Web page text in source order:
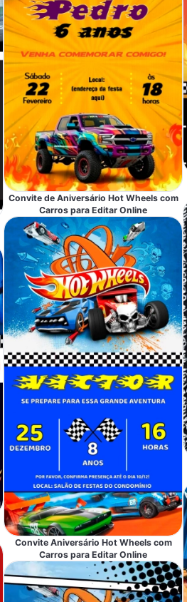
Convite de Aniversário Hot Wheels com
Carros para Editar Online
Convite Aniversário Hot Wheels com
Carros para Editar Online